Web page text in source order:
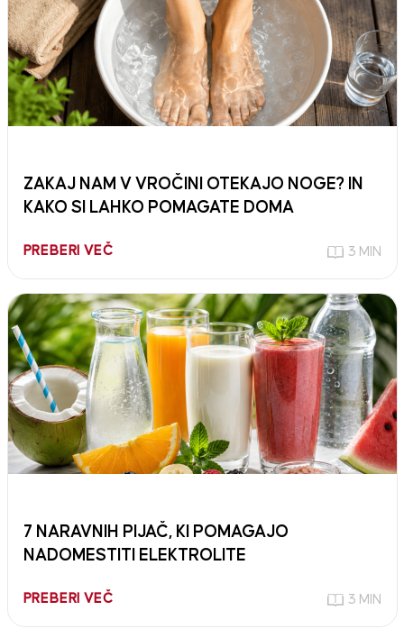
ZAKAJ NAM V VROČINI OTEKAJO NOGE? IN
KAKO SI LAHKO POMAGATE DOMA
PREBERI VEČ 3 MIN
7 NARAVNIH PIJAČ, KI POMAGAJO
NADOMESTITI ELEKTROLITE
PREBERI VEČ 3 MIN